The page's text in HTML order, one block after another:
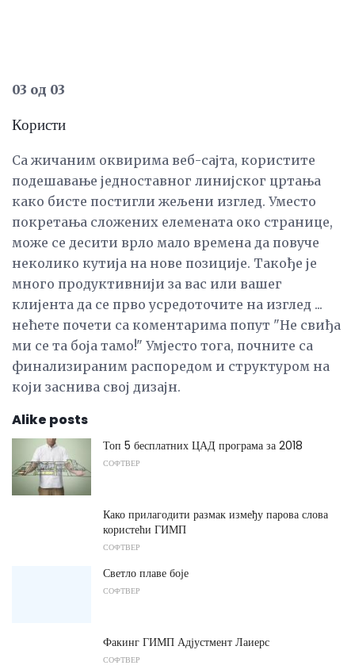
03 од 03
Користи
Са жичаним оквирима веб-сајта, користите
подешавање једноставног линијског цртања
како бисте постигли жељени изглед. Уместо
покретања сложених елемената око странице,
може се десити врло мало времена да повуче
неколико кутија на нове позиције. Такође је
много продуктивнији за вас или вашег
клијента да се прво усредоточите на изглед ...
нећете почети са коментарима попут "Не свиђа
ми се та боја тамо!" Умјесто тога, почните са
финализираним распоредом и структуром на
који заснива свој дизајн.
Alike posts
Топ 5 бесплатних ЦАД програма за 2018
СОФТВЕР
Како прилагодити размак између парова слова
користећи ГИМП
СОФТВЕР
Светло плаве боје
СОФТВЕР
Факинг ГИМП Адјустмент Лаиерс
СОФТВЕР